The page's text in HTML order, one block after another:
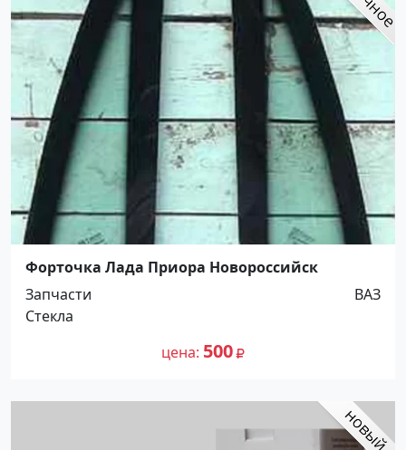
Форточка Лада Приора Новороссийск
Запчасти
ВАЗ
Стекла
цена 500